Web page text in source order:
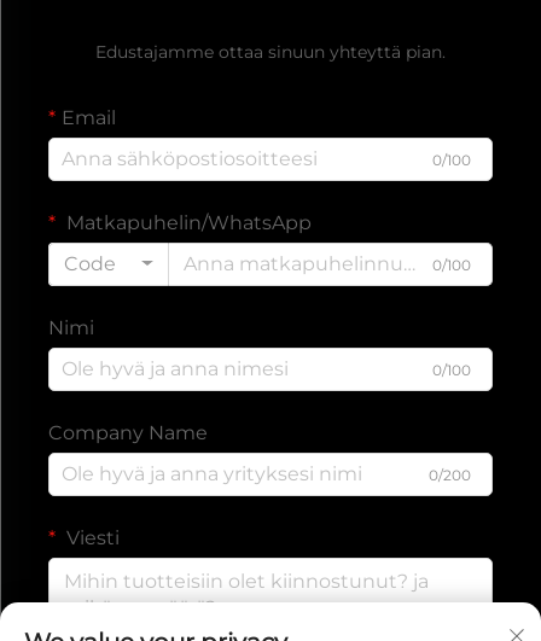
Edustajamme ottaa sinuun yhteyttä pian.
Email
0/100
Matkapuhelin/WhatsApp
Code
0/100
Nimi
0/100
Company Name
0/200
Viesti